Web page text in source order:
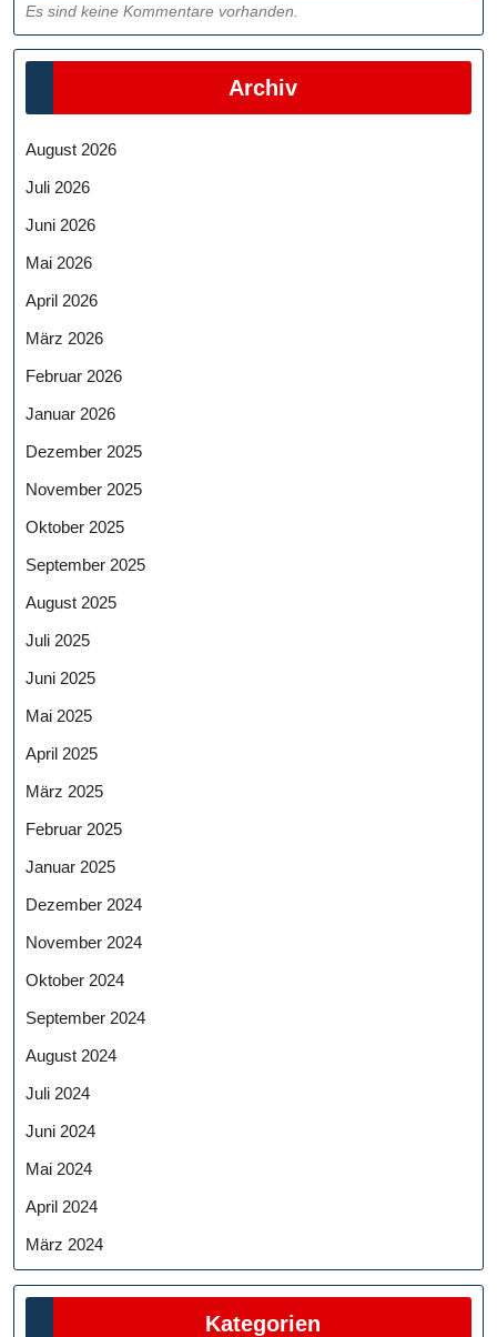
Es sind keine Kommentare vorhanden.
Archiv
August 2026
Juli 2026
Juni 2026
Mai 2026
April 2026
März 2026
Februar 2026
Januar 2026
Dezember 2025
November 2025
Oktober 2025
September 2025
August 2025
Juli 2025
Juni 2025
Mai 2025
April 2025
März 2025
Februar 2025
Januar 2025
Dezember 2024
November 2024
Oktober 2024
September 2024
August 2024
Juli 2024
Juni 2024
Mai 2024
April 2024
März 2024
Kategorien